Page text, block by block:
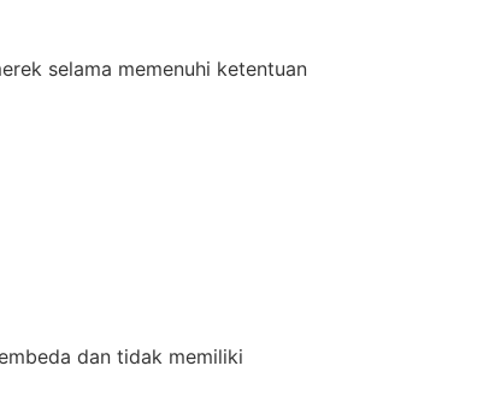
selama memenuhi ketentuan
dan tidak memiliki